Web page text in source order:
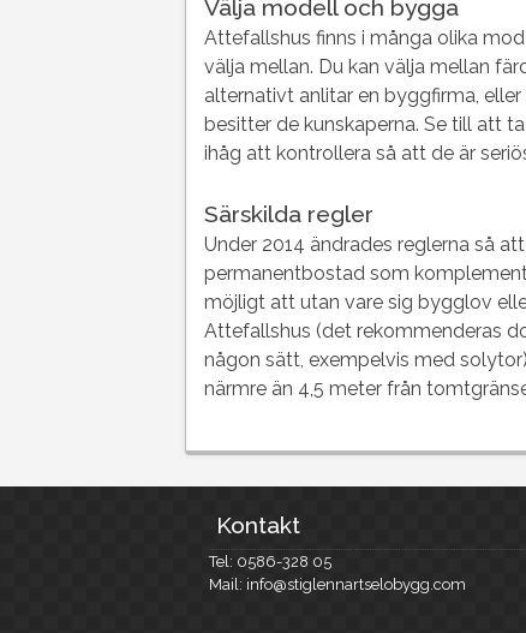
Välja modell och bygga
Attefallshus finns i många olika
välja mellan. Du kan välja mellan
alternativt anlitar en byggfirma,
besitter de kunskaperna. Se till att
ihåg att kontrollera så att de är
Särskilda regler
Under 2014 ändrades reglerna så
permanentbostad som
möjligt att utan vare sig bygglov
Attefallshus (det rekommenderas
någon sätt, exempelvis med
närmre än 4,5 meter från
Kontakt
Tel: 0586-328 05
Mail: info@stiglennartselobygg.com